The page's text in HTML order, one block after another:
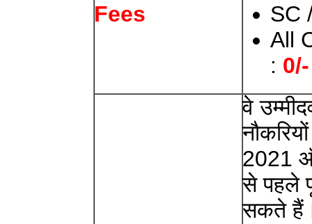
Fees
SC
All
: 0/-
वे
2021
से पहले
सकते